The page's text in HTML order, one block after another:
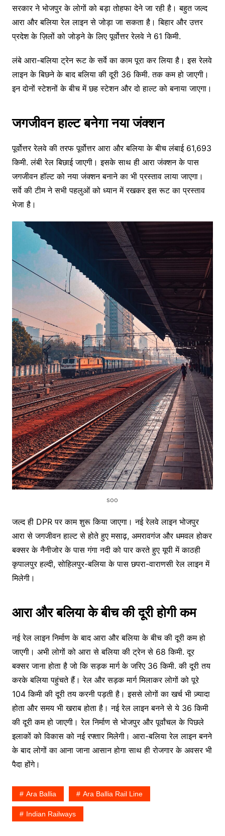
सरकार ने भोजपुर के लोगों को बड़ा तोहफा देने जा रही है। बहुत जल्द
आरा और बलिया रेल लाइन से जोड़ा जा सकता है। बिहार और उत्तर
प्रदेश के ज़िलों को जोड़ने के लिए पूर्वोत्तर रेलवे ने 61 किमी.
लंबे आरा-बलिया ट्रेन रूट के सर्वे का काम पूरा कर लिया है। इस रेलवे
लाइन के बिछने के बाद बलिया की दूरी 36 किमी. तक कम हो जाएगी।
इन दोनों स्टेशनों के बीच में छह स्टेशन और दो हाल्ट को बनाया जाएगा।
जगजीवन हाल्ट बनेगा नया जंक्शन
पूर्वोत्तर रेलवे की तरफ पूर्वोत्तर आरा और बलिया के बीच लंबाई 61,693
किमी. लंबी रेल बिछाई जाएगी। इसके साथ ही आरा जंक्शन के पास
जगजीवन हॉल्ट को नया जंक्शन बनाने का भी प्रस्ताव लाया जाएगा।
सर्वे की टीम ने सभी पहलुओं को ध्यान में रखकर इस रूट का प्रस्ताव
भेजा है।
soo
जल्द ही DPR पर काम शुरू किया जाएगा। नई रेलवे लाइन भोजपुर
आरा से जगजीवन हाल्ट से होते हुए मसाढ़, अमरावगंज और धमवल होकर
बक्सर के नैनीजोर के पास गंगा नदी को पार करते हुए यूपी में काठही
कृपालपुर हल्दी, सोहिलपुर-बलिया के पास छपरा-वाराणसी रेल लाइन में
मिलेगी।
आरा और बलिया के बीच की दूरी होगी कम
नई रेल लाइन निर्माण के बाद आरा और बलिया के बीच की दूरी कम हो
जाएगी। अभी लोगों को आरा से बलिया की ट्रेन से 68 किमी. दूर
बक्सर जाना होता है जो कि सड़क मार्ग के जरिए 36 किमी. की दूरी तय
करके बलिया पहुंचते हैं। रेल और सड़क मार्ग मिलाकर लोगों को पूरे
104 किमी की दूरी तय करनी पड़ती है। इससे लोगों का खर्च भी ज़्यादा
होता और समय भी खराब होता है। नई रेल लाइन बनने से ये 36 किमी
की दूरी कम हो जाएगी। रेल निर्माण से भोजपुर और पूर्वांचल के पिछले
इलाकों को विकास को नई रफ्तार मिलेगी। आरा-बलिया रेल लाइन बनने
के बाद लोगों का आना जाना आसान होगा साथ ही रोजगार के अवसर भी
पैदा होंगे।
Ara Ballia Ara Ballia Rail Line
Indian Railways